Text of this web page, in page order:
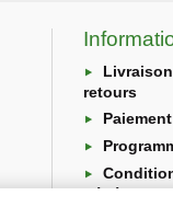
retours
générales